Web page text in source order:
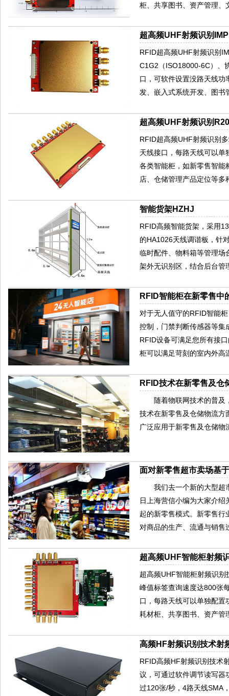
柜、共享图书、资产管理、
超高频UHF射频识别
RFID超高频UHF射频识别
C1G2（ISO18000-6C）、
口，可软件设置没路天线
发、嵌入式系统开发、图
超高频UHF射频识别
RFID超高频UHF射频识别
天线接口，每路天线可以
各类智能柜，如新零售智能
店、仓储管理产品定位等
智能货架HZHJ
RFID高频智能货架，采用
的HA1026天线调谐板，针
临时配件、物料箱等管理场
架外无识别区，结合后台管
RFID智能柜在新零售中
对于无人值守的RFID智能
控制，门禁判断传感器等集
RFID设备可满足您所有接
柜可以满足苛刻的室内外高
RFID技术在新零售及仓
随着物联网技术的普及，
技术在新零售及仓储物流方
广泛应用于新零售及仓储
面对新零售超市卖场基
我们去一个新的大型超市
日上海营信小编为大家介
起的新零售模式。新零售
对商品的生产、流通与销售
超高频UHF智能柜射频
超高频UHF智能柜射频识
峰值标签查询速度达800张
口，每路天线可以单独配
耗材柜、共享图书、资产管
高频HF射频识别技术射
RFID高频HF射频识别技术
议，可通过软件调节读写器
过120张/秒，4路天线SMA